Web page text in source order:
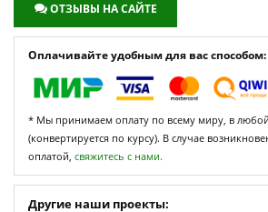
ОТЗЫВЫ НА САЙТЕ
Оплачивайте удобным для вас способом:
* Мы принимаем оплату по всему миру, в
(конвертируется по курсу). В случае
оплатой, свяжитесь с нами.
Другие наши проекты: